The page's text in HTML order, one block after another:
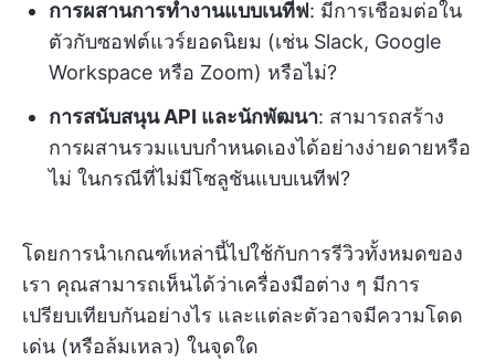
การผสานการทำงานแบบเนทีฟ: มีการเชื่อมต่อใน
ตัวกับซอฟต์แวร์ยอดนิยม (เช่น Slack, Google
Workspace หรือ Zoom) หรือไม่?
การสนับสนุน API และนักพัฒนา: สามารถสร้าง
การผสานรวมแบบกำหนดเองได้อย่างง่ายดายหรือ
ไม่ ในกรณีที่ไม่มีโซลูชันแบบเนทีฟ?
โดยการนำเกณฑ์เหล่านี้ไปใช้กับการรีวิวทั้งหมดของ
เรา คุณสามารถเห็นได้ว่าเครื่องมือต่าง ๆ มีการ
เปรียบเทียบกันอย่างไร และแต่ละตัวอาจมีความโดด
เด่น (หรือล้มเหลว) ในจุดใด